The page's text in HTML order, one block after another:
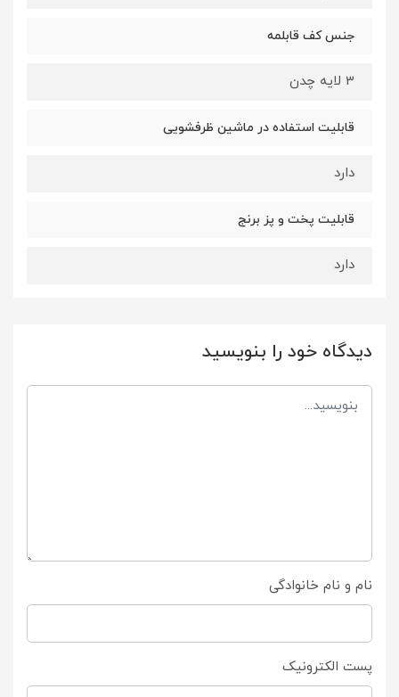
جنس کف قابلمه
3 لایه چدن
قابلیت استفاده در ماشین ظرفشویی
دارد
قابلیت پخت و پز برنج
دارد
دیدگاه خود را بنویسید
نام و نام خانوادگی
پست الکترونیک